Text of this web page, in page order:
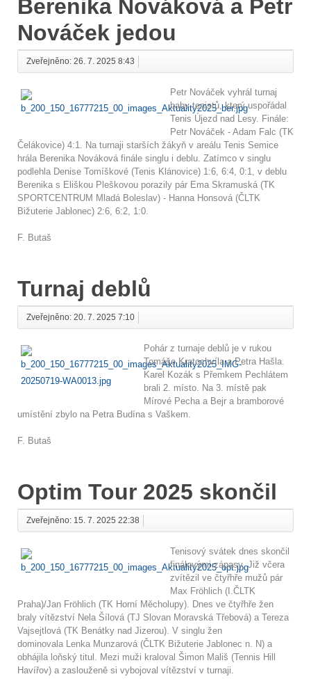
Berenika Nováková a Petr
Nováček jedou
Zveřejněno: 26. 7. 2025 8:43
Petr Nováček vyhrál turnaj
baby tenistů, který uspořádal
Tenis Újezd nad Lesy. Finále:
Petr Nováček - Adam Falc (TK
Čelákovice) 4:1. Na turnaji starších žákyň v areálu Tenis Semice
hrála Berenika Nováková finále singlu i deblu. Zatímco v singlu
podlehla Denise Tomíškové (Tenis Klánovice) 1:6, 6:4, 0:1, v deblu
Berenika s Eliškou Pleškovou porazily pár Ema Skramuská (TK
SPORTCENTRUM Mladá Boleslav) - Hanna Honsová (ČLTK
Bižuterie Jablonec) 2:6, 6:2, 1:0.
F. Butaš
Turnaj deblů
Zveřejněno: 20. 7. 2025 7:10
Pohár z turnaje deblů je v rukou
Tomáše Kratochvíla a Petra Hašla.
Karel Kozák s Přemkem Pechlátem
brali 2. místo. Na 3. místě pak
Mírové Pecha a Bejr a bramborové
umístění zbylo na Petra Budína s Vaškem.
F. Butaš
Optim Tour 2025 skončil
Zveřejněno: 15. 7. 2025 22:38
Tenisový svátek dnes skončil
finálovými zápasy. Již včera
zvítězil ve čtyřhře mužů pár
Max Fröhlich (I.ČLTK
Praha)/Jan Fröhlich (TK Horní Měcholupy). Dnes ve čtyřhře žen
braly vítězství Nela Šílová (TJ Slovan Moravská Třebová) a Tereza
Vajsejtlová (TK Benátky nad Jizerou). V singlu žen
dominovala Lenka Munzarová (ČLTK Bižuterie Jablonec n. N) a
obhájila loňský titul. Mezi muži kraloval Šimon Mališ (Tennis Hill
Havířov) a zaslouženě si vybojoval vítězství v turnaji.